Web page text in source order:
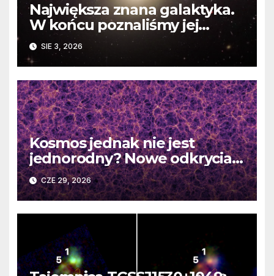
Największa znana galaktyka.
W końcu poznaliśmy jej
faktyczne wymiary
SIE 3, 2026
Kosmos jednak nie jest
jednorodny? Nowe odkrycia
DESI burzą fundamentalne
zasady kosmologii
CZE 29, 2026